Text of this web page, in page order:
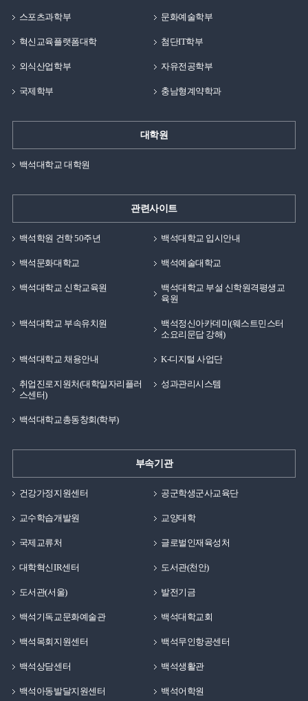
스포츠과학부 문화예술학부
혁신교육플랫폼대학 첨단IT학부
외식산업학부 자유전공학부
국제학부 충남형계약학과
대학원
백석대학교 대학원
관련사이트
백석학원 건학 50주년 백석대학교 입시안내
백석문화대학교 백석예술대학교
백석대학교 신학교육원
백석대학교 부설 신학원격평생교
육원
백석대학교 부속유치원
백석정신아카데미(웨스트민스터
소요리문답 강해)
백석대학교 채용안내 K-디지털 사업단
취업진로지원처(대학일자리플러
스센터)
성과관리시스템
백석대학교총동창회(학부)
부속기관
건강가정지원센터 공군학생군사교육단
교수학습개발원 교양대학
국제교류처 글로벌인재육성처
대학혁신IR센터 도서관(천안)
도서관(서울) 발전기금
백석기독교문화예술관 백석대학교회
백석목회지원센터 백석무인항공센터
백석상담센터 백석생활관
백석아동발달지원센터 백석어학원